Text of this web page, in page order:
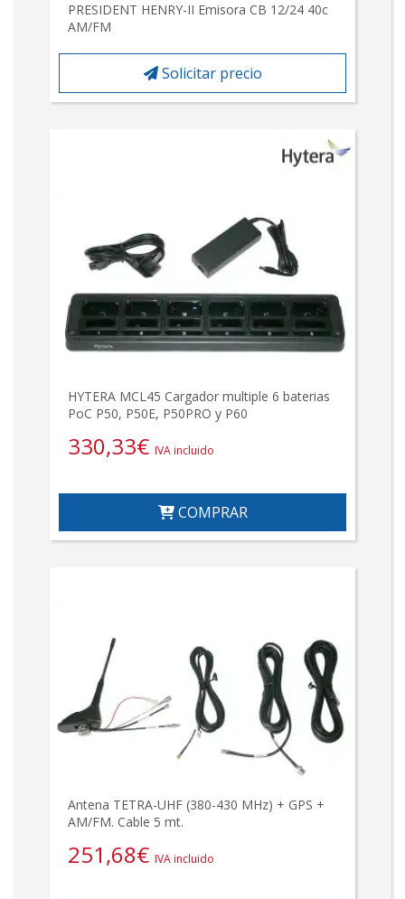
PRESIDENT HENRY-II Emisora CB 12/24 40c
AM/FM
Solicitar precio
HYTERA MCL45 Cargador multiple 6 baterias
PoC P50, P50E, P50PRO y P60
330,33€ IVA incluido
COMPRAR
Antena TETRA-UHF (380-430 MHz) + GPS +
AM/FM. Cable 5 mt.
251,68€ IVA incluido